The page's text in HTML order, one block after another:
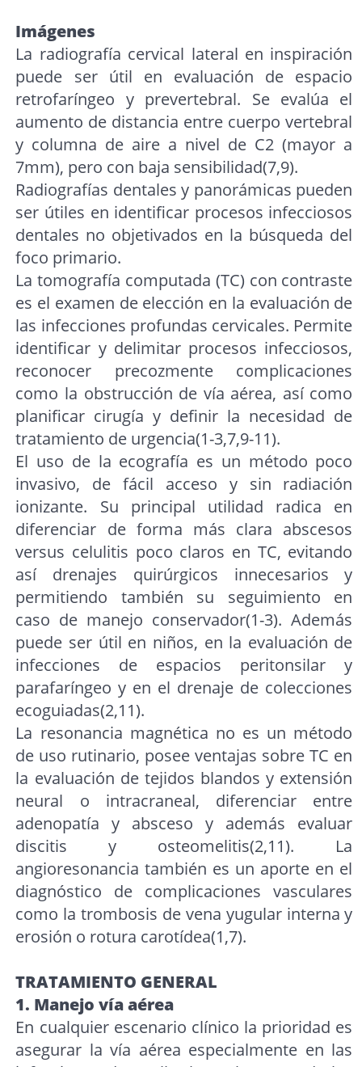
Imágenes
La radiografía cervical lateral en inspiración
puede ser útil en evaluación de espacio
retrofaríngeo y prevertebral. Se evalúa el
aumento de distancia entre cuerpo vertebral
y columna de aire a nivel de C2 (mayor a
7mm), pero con baja sensibilidad(7,9).
Radiografías dentales y panorámicas pueden
ser útiles en identificar procesos infecciosos
dentales no objetivados en la búsqueda del
foco primario.
La tomografía computada (TC) con contraste
es el examen de elección en la evaluación de
las infecciones profundas cervicales. Permite
identificar y delimitar procesos infecciosos,
reconocer precozmente complicaciones
como la obstrucción de vía aérea, así como
planificar cirugía y definir la necesidad de
tratamiento de urgencia(1-3,7,9-11).
El uso de la ecografía es un método poco
invasivo, de fácil acceso y sin radiación
ionizante. Su principal utilidad radica en
diferenciar de forma más clara abscesos
versus celulitis poco claros en TC, evitando
así drenajes quirúrgicos innecesarios y
permitiendo también su seguimiento en
caso de manejo conservador(1-3). Además
puede ser útil en niños, en la evaluación de
infecciones de espacios peritonsilar y
parafaríngeo y en el drenaje de colecciones
ecoguiadas(2,11).
La resonancia magnética no es un método
de uso rutinario, posee ventajas sobre TC en
la evaluación de tejidos blandos y extensión
neural o intracraneal, diferenciar entre
adenopatía y absceso y además evaluar
discitis y osteomelitis(2,11). La
angioresonancia también es un aporte en el
diagnóstico de complicaciones vasculares
como la trombosis de vena yugular interna y
erosión o rotura carotídea(1,7).
TRATAMIENTO GENERAL
1. Manejo vía aérea
En cualquier escenario clínico la prioridad es
asegurar la vía aérea especialmente en las